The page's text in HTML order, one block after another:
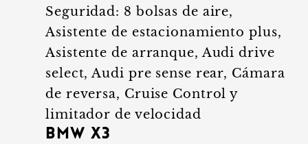
Seguridad: 8 bolsas de aire,
Asistente de estacionamiento plus,
Asistente de arranque, Audi drive
select, Audi pre sense rear, Cámara
de reversa, Cruise Control y
limitador de velocidad
BMW X3